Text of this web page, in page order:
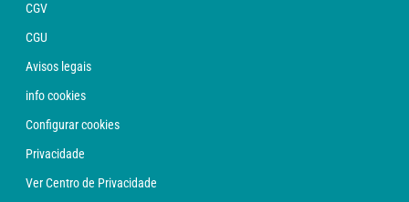
CGV
CGU
Avisos legais
info cookies
Configurar cookies
Privacidade
Ver Centro de Privacidade